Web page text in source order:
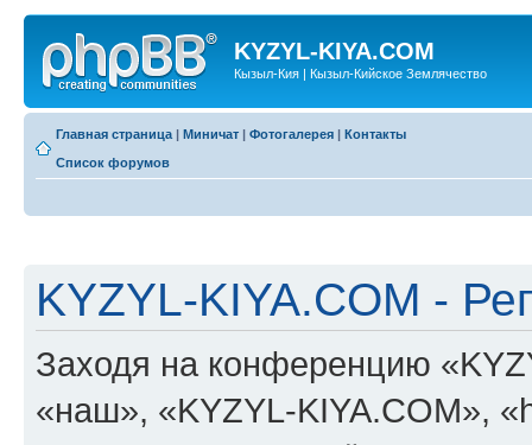
KYZYL-KIYA.COM
Кызыл-Кия | Кызыл-Кийское Землячество
Главная страница | Миничат | Фотогалерея | Контакты
Список форумов
KYZYL-KIYA.COM -
Заходя на конференцию
«наш», «KYZYL-KIYA.COM»,